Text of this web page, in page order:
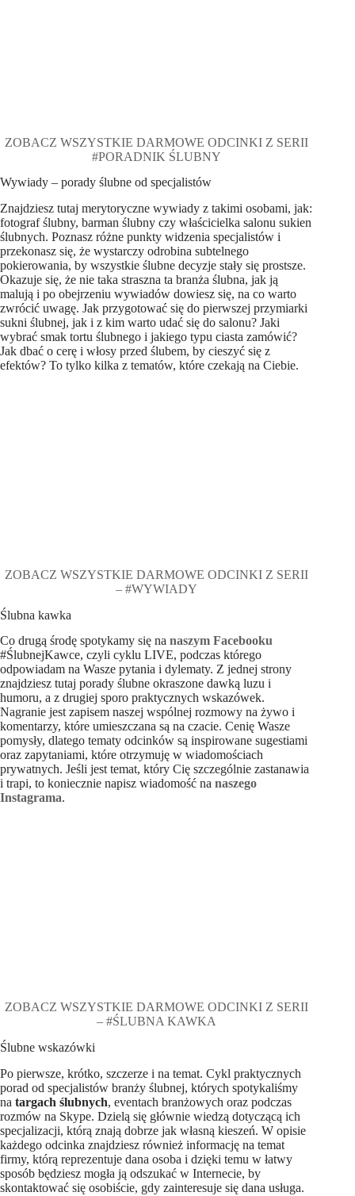
ZOBACZ WSZYSTKIE DARMOWE ODCINKI Z SERII
#PORADNIK ŚLUBNY
Wywiady – porady ślubne od specjalistów
Znajdziesz tutaj merytoryczne wywiady z takimi osobami, jak:
fotograf ślubny, barman ślubny czy właścicielka salonu sukien
ślubnych. Poznasz różne punkty widzenia specjalistów i
przekonasz się, że wystarczy odrobina subtelnego
pokierowania, by wszystkie ślubne decyzje stały się prostsze.
Okazuje się, że nie taka straszna ta branża ślubna, jak ją
malują i po obejrzeniu wywiadów dowiesz się, na co warto
zwrócić uwagę. Jak przygotować się do pierwszej przymiarki
sukni ślubnej, jak i z kim warto udać się do salonu? Jaki
wybrać smak tortu ślubnego i jakiego typu ciasta zamówić?
Jak dbać o cerę i włosy przed ślubem, by cieszyć się z
efektów? To tylko kilka z tematów, które czekają na Ciebie.
ZOBACZ WSZYSTKIE DARMOWE ODCINKI Z SERII
– #WYWIADY
Ślubna kawka
Co drugą środę spotykamy się na naszym Facebooku
#ŚlubnejKawce, czyli cyklu LIVE, podczas którego
odpowiadam na Wasze pytania i dylematy. Z jednej strony
znajdziesz tutaj porady ślubne okraszone dawką luzu i
humoru, a z drugiej sporo praktycznych wskazówek.
Nagranie jest zapisem naszej wspólnej rozmowy na żywo i
komentarzy, które umieszczana są na czacie. Cenię Wasze
pomysły, dlatego tematy odcinków są inspirowane sugestiami
oraz zapytaniami, które otrzymuję w wiadomościach
prywatnych. Jeśli jest temat, który Cię szczególnie zastanawia
i trapi, to koniecznie napisz wiadomość na naszego
Instagrama.
ZOBACZ WSZYSTKIE DARMOWE ODCINKI Z SERII
– #ŚLUBNA KAWKA
Ślubne wskazówki
Po pierwsze, krótko, szczerze i na temat. Cykl praktycznych
porad od specjalistów branży ślubnej, których spotykaliśmy
na targach ślubnych, eventach branżowych oraz podczas
rozmów na Skype. Dzielą się głównie wiedzą dotyczącą ich
specjalizacji, którą znają dobrze jak własną kieszeń. W opisie
każdego odcinka znajdziesz również informację na temat
firmy, którą reprezentuje dana osoba i dzięki temu w łatwy
sposób będziesz mogła ją odszukać w Internecie, by
skontaktować się osobiście, gdy zainteresuje się dana usługa.